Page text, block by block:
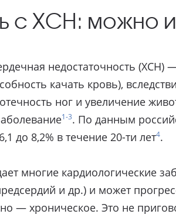
с ХСН: можно
недостаточность (ХСН)
качать кровь),
ног и увеличение
1-3. По данным
до 8,2% в течение 20-ти лет4.
многие кардиологические
и др.) и может
— хроническое. Это не